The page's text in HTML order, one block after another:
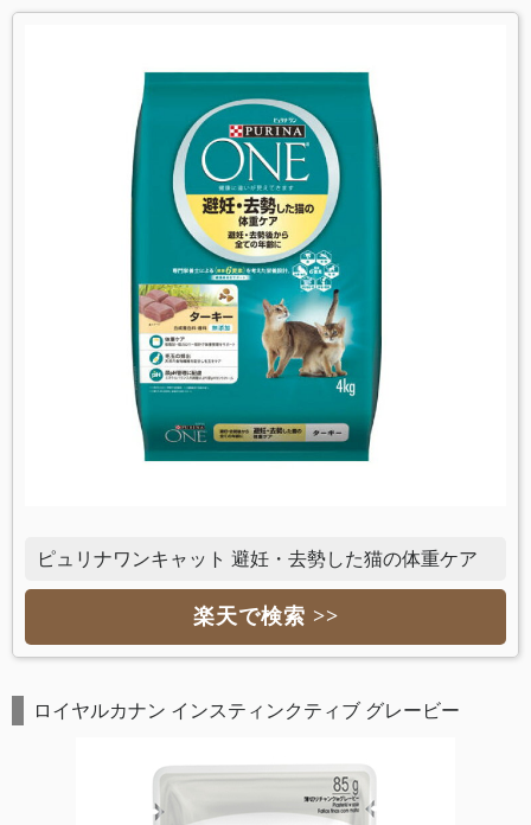
ピュリナワンキャット 避妊・去勢した猫の体重ケア
楽天で検索 >>
ロイヤルカナン インスティンクティブ グレービー